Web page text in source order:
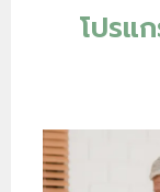
โปรแ